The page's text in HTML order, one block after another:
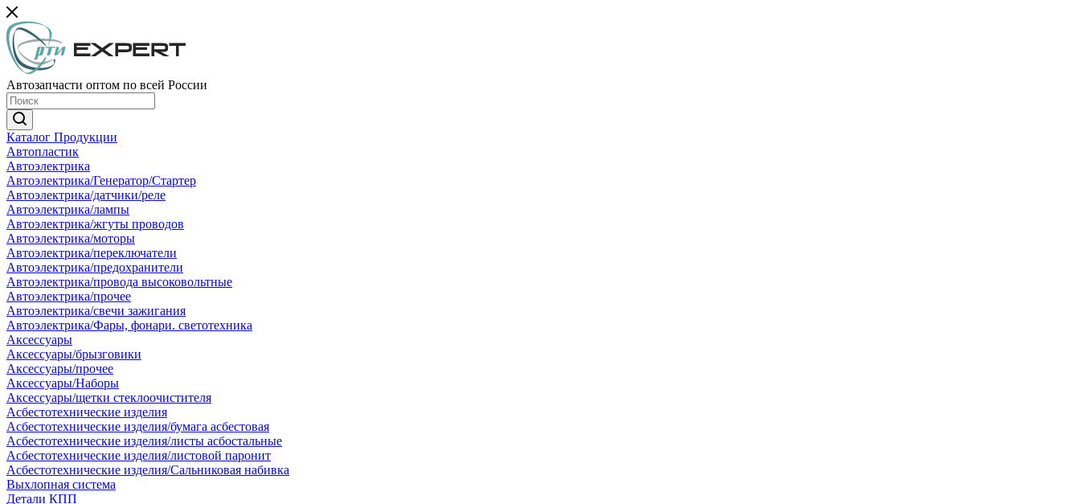
Автозапчасти оптом по всей России
Каталог Продукции
Автопластик
Автоэлектрика
Автоэлектрика/Генератор/Стартер
Автоэлектрика/датчики/реле
Автоэлектрика/лампы
Автоэлектрика/жгуты проводов
Автоэлектрика/моторы
Автоэлектрика/переключатели
Автоэлектрика/предохранители
Автоэлектрика/провода высоковольтные
Автоэлектрика/прочее
Автоэлектрика/свечи зажигания
Автоэлектрика/Фары, фонари. светотехника
Аксессуары
Аксессуары/брызговики
Аксессуары/прочее
Аксессуары/Наборы
Аксессуары/щетки стеклоочистителя
Асбестотехнические изделия
Асбестотехнические изделия/бумага асбестовая
Асбестотехнические изделия/листы асбостальные
Асбестотехнические изделия/листовой паронит
Асбестотехнические изделия/Сальниковая набивка
Выхлопная система
Детали КПП